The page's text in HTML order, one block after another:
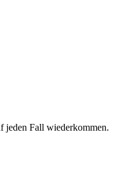
jeden Fall wiederkommen.